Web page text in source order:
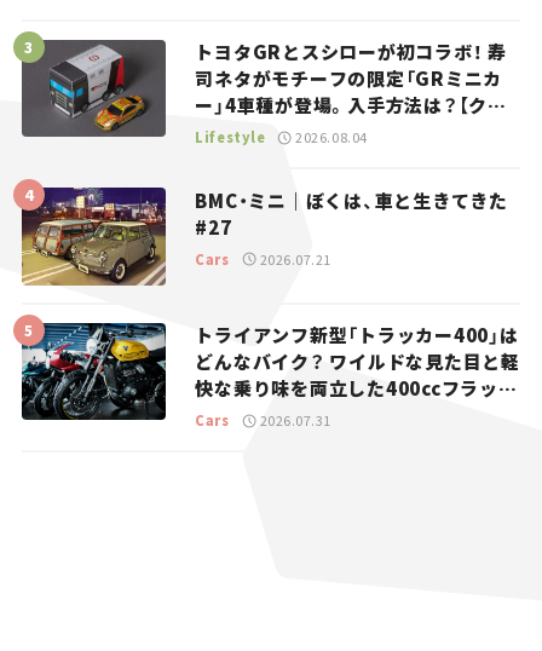
トヨタGRとスシローが初コラボ！ 寿
司ネタがモチーフの限定「GRミニカ
ー」4車種が登場。入手方法は？【クル
マとホビー】
Lifestyle 2026.08.04
BMC・ミニ｜ぼくは、車と生きてきた
#27
Cars 2026.07.21
トライアンフ新型「トラッカー400」は
どんなバイク？ ワイルドな見た目と軽
快な乗り味を両立した400ccフラット
トラッカー【試乗レビュー】
Cars 2026.07.31